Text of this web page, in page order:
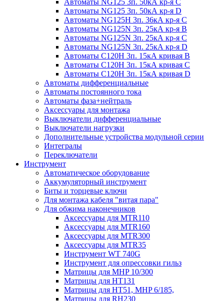
Автоматы NG125 3п. 50кА кр-я D
Автоматы NG125H 3п. 36кА кр-я C
Автоматы NG125N 3п. 25кА кр-я B
Автоматы NG125N 3п. 25кА кр-я C
Автоматы NG125N 3п. 25кА кр-я D
Автоматы С120Н 3п. 15кА кривая B
Автоматы С120Н 3п. 15кА кривая C
Автоматы С120Н 3п. 15кА кривая D
Автоматы дифференциальные
Автоматы постоянного тока
Автоматы фаза+нейтраль
Аксессуары для монтажа
Выключатели дифференциальные
Выключатели нагрузки
Дополнительные устройства модульной серии
Интегралы
Переключатели
Инструмент
Автоматическое оборудование
Аккумуляторный инструмент
Биты и торцевые ключи
Для монтажа кабеля "витая пара"
Для обжима наконечников
Аксессуары для MTR110
Аксессуары для MTR160
Аксессуары для MTR300
Аксессуары для MTR35
Инструмент WT 740G
Инструмент для опрессовки гильз
Матрицы для MHP 10/300
Матрицы для НТ131
Матрицы для НТ51, MHP 6/185,
Матрицы для RH230